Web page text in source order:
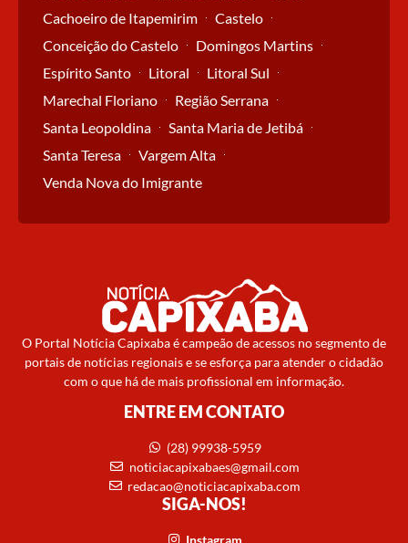
Cachoeiro de Itapemirim
Castelo
Conceição do Castelo
Domingos Martins
Espírito Santo
Litoral
Litoral Sul
Marechal Floriano
Região Serrana
Santa Leopoldina
Santa Maria de Jetibá
Santa Teresa
Vargem Alta
Venda Nova do Imigrante
O Portal Notícia Capixaba é campeão de acessos no segmento de
portais de notícias regionais e se esforça para atender o cidadão
com o que há de mais profissional em informação.
ENTRE EM CONTATO
(28) 99938-5959
noticiacapixabaes@gmail.com
redacao@noticiacapixaba.com
SIGA-NOS!
Instagram